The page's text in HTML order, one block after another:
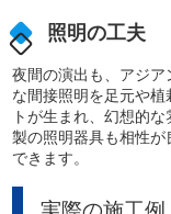
照明の工夫
夜間の演出も、アジ
な間接照明を足元や
トが生まれ、幻想的
製の照明器具も相性
できます。